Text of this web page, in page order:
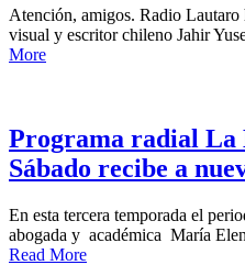
Atención, amigos. Radio Lautaro
visual y escritor chileno Jahir
More
Programa radial La
Sábado recibe a
En esta tercera temporada el
abogada y académica María
Read More